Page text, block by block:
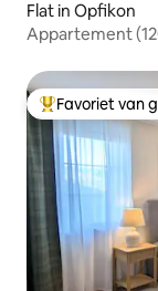
Flat in Opfikon
Appartement
Topfavoriet
Favoriet van